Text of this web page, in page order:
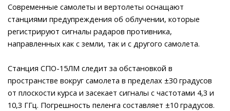
Современные самолеты и вертолеты оснащают
станциями предупреждения об облучении, которые
регистрируют сигналы радаров противника,
направленных как с земли, так и с другого самолета.
Станция СПО-15ЛМ следит за обстановкой в
пространстве вокруг самолета в пределах ±30 градусов
от плоскости курса и засекает сигналы с частотами 4,3 и
10,3 ГГц. Погрешность пеленга составляет ±10 градусов.